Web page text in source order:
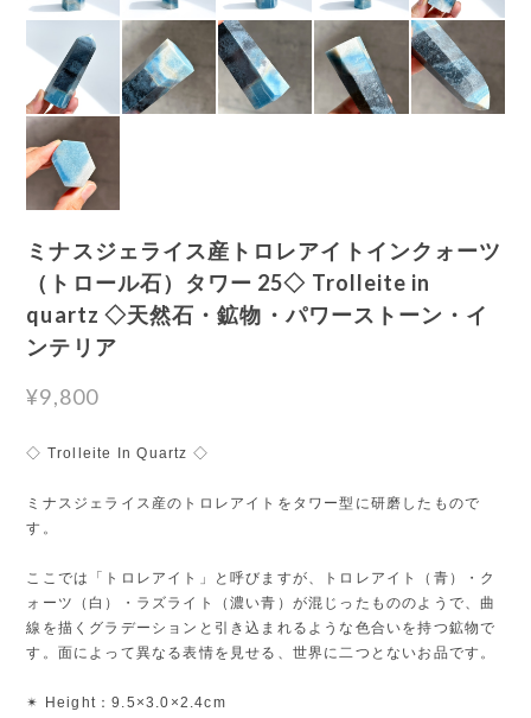
ミナスジェライス産トロレアイトインクォーツ
（トロール石）タワー 25◇ Trolleite in
quartz ◇天然石・鉱物・パワーストーン・イ
ンテリア
¥9,800
◇ Trolleite In Quartz ◇
ミナスジェライス産のトロレアイトをタワー型に研磨したもので
す。
ここでは「トロレアイト」と呼びますが、トロレアイト（青）・ク
ォーツ（白）・ラズライト（濃い青）が混じったもののようで、曲
線を描くグラデーションと引き込まれるような色合いを持つ鉱物で
す。面によって異なる表情を見せる、世界に二つとないお品です。
✴︎ Height：9.5×3.0×2.4cm